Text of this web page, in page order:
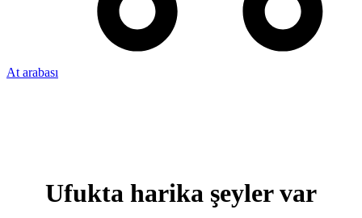
At arabası
Ufukta harika şeyler var